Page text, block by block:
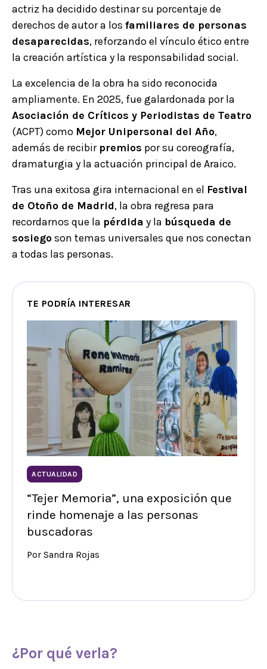
actriz ha decidido destinar su porcentaje de
derechos de autor a los familiares de personas
desaparecidas, reforzando el vínculo ético entre
la creación artística y la responsabilidad social.
La excelencia de la obra ha sido reconocida
ampliamente. En 2025, fue galardonada por la
Asociación de Críticos y Periodistas de Teatro
(ACPT) como Mejor Unipersonal del Año,
además de recibir premios por su coreografía,
dramaturgia y la actuación principal de Araico.
Tras una exitosa gira internacional en el Festival
de Otoño de Madrid, la obra regresa para
recordarnos que la pérdida y la búsqueda de
sosiegoson temas universales que nos conectan
a todas las personas.
TE PODRÍA INTERESAR
ACTUALIDAD
“Tejer Memoria”, una exposición que
rinde homenaje a las personas
buscadoras
Por Sandra Rojas
¿Por qué verla?